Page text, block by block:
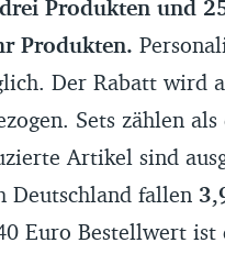
Produkten und
Produkten.
Der Rabatt wird
Sets zählen
Artikel sind
Deutschland fallen
Euro Bestellwert ist